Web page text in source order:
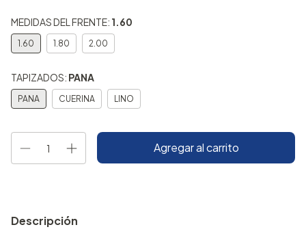
MEDIDAS DEL FRENTE: 1.60
1.60 1.80 2.00
TAPIZADOS: PANA
PANA CUERINA LINO
Descripción